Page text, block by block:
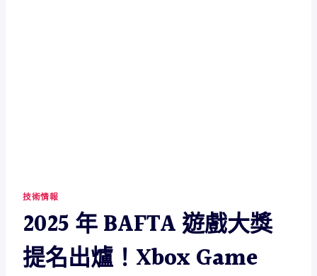
技術情報
2025 年 BAFTA 遊戲大獎
提名出爐！Xbox Game